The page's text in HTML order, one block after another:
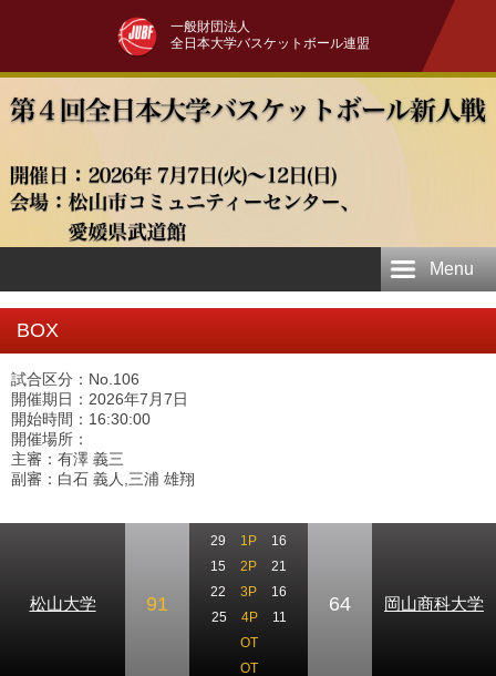
一般財団法人
全日本大学バスケットボール連盟
Menu
BOX
試合区分：No.106
開催期日：2026年7月7日
開始時間：16:30:00
開催場所：
主審：有澤 義三
副審：白石 義人,三浦 雄翔
松山大学 91
29 1P
16
15
2P
21
22
3P
16
25
4P
11
OT
OT
64 岡山商科大学